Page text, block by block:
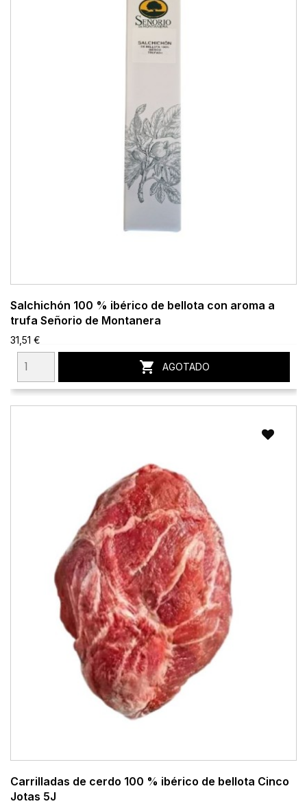
Salchichón 100 % ibérico de bellota con aroma a
trufa Señorio de Montanera
31,51 €
 AGOTADO
Carrilladas de cerdo 100 % ibérico de bellota Cinco
Jotas 5J